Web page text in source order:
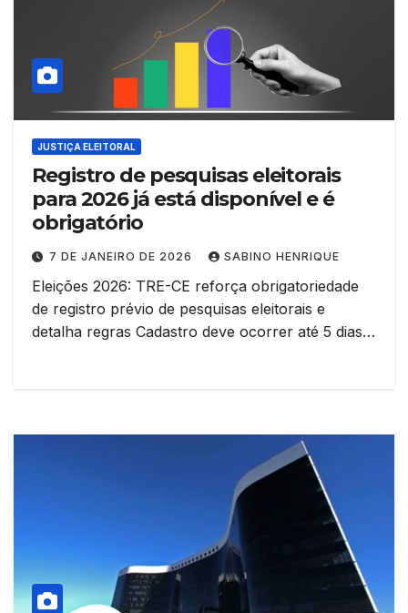
JUSTIÇA ELEITORAL
Registro de pesquisas eleitorais
para 2026 já está disponível e é
obrigatório
7 DE JANEIRO DE 2026 SABINO HENRIQUE
Eleições 2026: TRE-CE reforça obrigatoriedade
de registro prévio de pesquisas eleitorais e
detalha regras Cadastro deve ocorrer até 5 dias…